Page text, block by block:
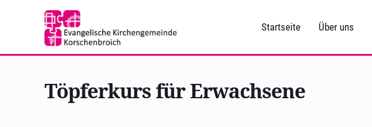
Startseite Über uns
Töpferkurs für Erwachsene